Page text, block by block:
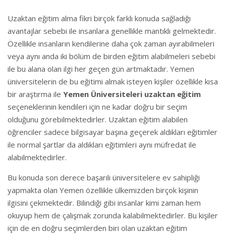
Uzaktan eğitim alma fikri birçok farklı konuda sağladığı
avantajlar sebebi ile insanlara genellikle mantıklı gelmektedir.
Özellikle insanların kendilerine daha çok zaman ayırabilmeleri
veya aynı anda iki bölüm de birden eğitim alabilmeleri sebebi
ile bu alana olan ilgi her geçen gün artmaktadır. Yemen
üniversitelerin de bu eğitimi almak isteyen kişiler özellikle kısa
bir araştırma ile Yemen Üniversiteleri uzaktan eğitim
seçeneklerinin kendileri için ne kadar doğru bir seçim
olduğunu görebilmektedirler. Uzaktan eğitim alabilen
öğrenciler sadece bilgisayar başına geçerek aldıkları eğitimler
ile normal şartlar da aldıkları eğitimleri aynı müfredat ile
alabilmektedirler.
Bu konuda son derece başarılı üniversitelere ev sahipliği
yapmakta olan Yemen özellikle ülkemizden birçok kişinin
ilgisini çekmektedir. Bilindiği gibi insanlar kimi zaman hem
okuyup hem de çalışmak zorunda kalabilmektedirler. Bu kişiler
için de en doğru seçimlerden biri olan uzaktan eğitim